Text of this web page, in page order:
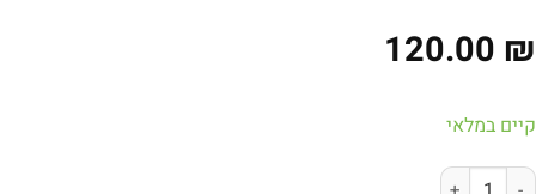
120.00
במלאי
של מכונת אגרוף דיגיטלית אינטראקטיבית – הלהיט הספורטיבי